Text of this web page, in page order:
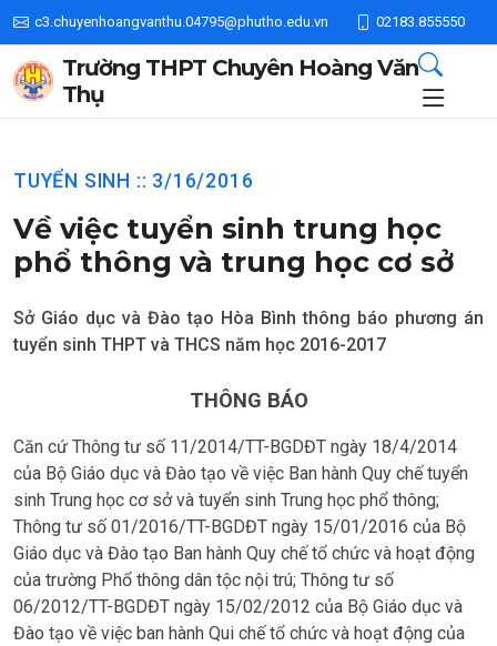
c3.chuyenhoangvanthu.04795@phutho.edu.vn 02183.855550
Trường THPT Chuyên Hoàng Văn
Thụ
TUYỂN SINH :: 3/16/2016
Về việc tuyển sinh trung học
phổ thông và trung học cơ sở
Sở Giáo dục và Đào tạo Hòa Bình thông báo phương án
tuyển sinh THPT và THCS năm học 2016-2017
THÔNG BÁO
Căn cứ Thông tư số 11/2014/TT-BGDĐT ngày 18/4/2014
của Bộ Giáo dục và Đào tạo về việc Ban hành Quy chế tuyển
sinh Trung học cơ sở và tuyển sinh Trung học phổ thông;
Thông tư số 01/2016/TT-BGDĐT ngày 15/01/2016 của Bộ
Giáo dục và Đào tạo Ban hành Quy chế tổ chức và hoạt động
của trường Phổ thông dân tộc nội trú; Thông tư số
06/2012/TT-BGDĐT ngày 15/02/2012 của Bộ Giáo dục và
Đào tạo về việc ban hành Qui chế tổ chức và hoạt động của